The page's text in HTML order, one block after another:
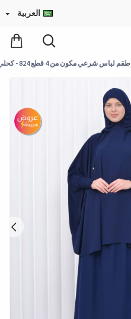
العربية
طقم لباس شرعي مكون من 4 قطع 824 - كحلي